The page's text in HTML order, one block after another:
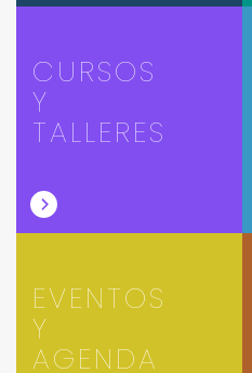
CURSOS
Y
TALLERES
EVENTOS
Y
AGENDA